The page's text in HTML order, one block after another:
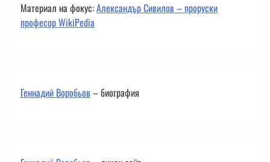
Материал на фокус:Александър Сивилов – проруски
професор WikiPedia
Геннадий Воробьов– биография